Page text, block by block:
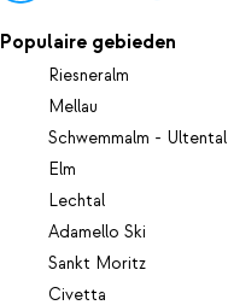
Populaire gebieden
Riesneralm
Mellau
Schwemmalm - Ultental
Elm
Lechtal
Adamello Ski
Sankt Moritz
Civetta